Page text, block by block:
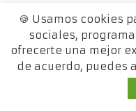
litio recargable,
problemas
mínimo, por lo
por ponerlo a
en otros
🍪 Usamos cookies
sociales,
ofrecerte una mejor
de acuerdo, puedes